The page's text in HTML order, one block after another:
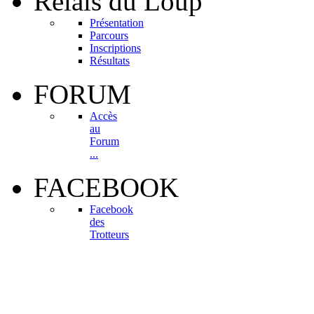
Présentation
Parcours
Inscriptions
Résultats
FORUM
Accès
au
Forum
...
FACEBOOK
Facebook
des
Trotteurs